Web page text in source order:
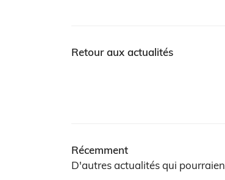
Retour aux actualités
Récemment
D'autres actualités qui